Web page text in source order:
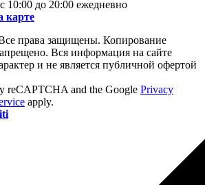
с 10:00 до 20:00 ежедневно
карте
права защищены. Копирование
Вся информация на сайте
и не является публичной офертой
reCAPTCHA and the Google Privacy
apply.